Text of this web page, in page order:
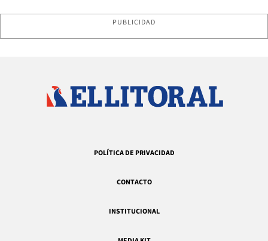
PUBLICIDAD
POLÍTICA DE PRIVACIDAD
CONTACTO
INSTITUCIONAL